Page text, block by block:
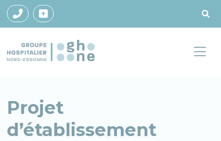
Projet
d’établissement